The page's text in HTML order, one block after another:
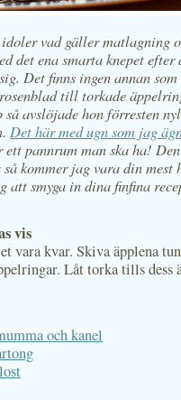
vad gäller matlagning
det ena smarta knepet efter
Det finns ingen annan
till torkade
avslöjade hon förresten
Det här med ugn som jag
pannrum man ska ha!
kommer jag vara din mest
att smyga in dina finfina
vis
vara kvar. Skiva äpplena
Låt torka tills dess
och kanel